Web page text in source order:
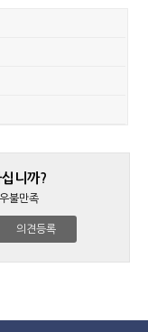
니까?
불만족